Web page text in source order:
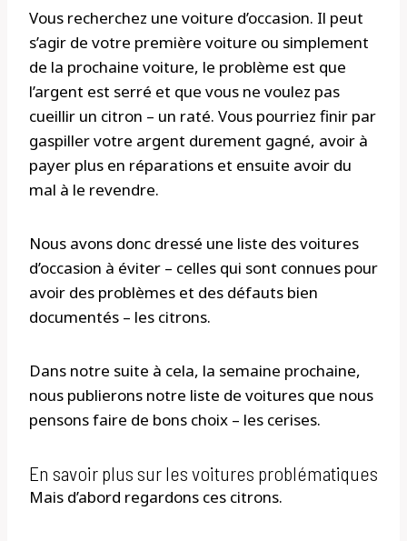
Vous recherchez une voiture d’occasion. Il peut
s’agir de votre première voiture ou simplement
de la prochaine voiture, le problème est que
l’argent est serré et que vous ne voulez pas
cueillir un citron – un raté. Vous pourriez finir par
gaspiller votre argent durement gagné, avoir à
payer plus en réparations et ensuite avoir du
mal à le revendre.
Nous avons donc dressé une liste des voitures
d’occasion à éviter – celles qui sont connues pour
avoir des problèmes et des défauts bien
documentés – les citrons.
Dans notre suite à cela, la semaine prochaine,
nous publierons notre liste de voitures que nous
pensons faire de bons choix – les cerises.
En savoir plus sur les voitures problématiques
Mais d’abord regardons ces citrons.